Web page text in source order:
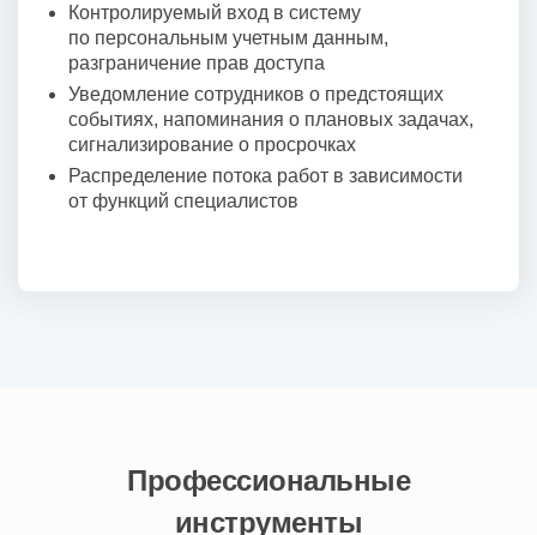
Контролируемый вход в систему
по персональным учетным данным,
разграничение прав доступа
Уведомление сотрудников о предстоящих
событиях, напоминания о плановых задачах,
сигнализирование о просрочках
Распределение потока работ в зависимости
от функций специалистов
Профессиональные
инструменты